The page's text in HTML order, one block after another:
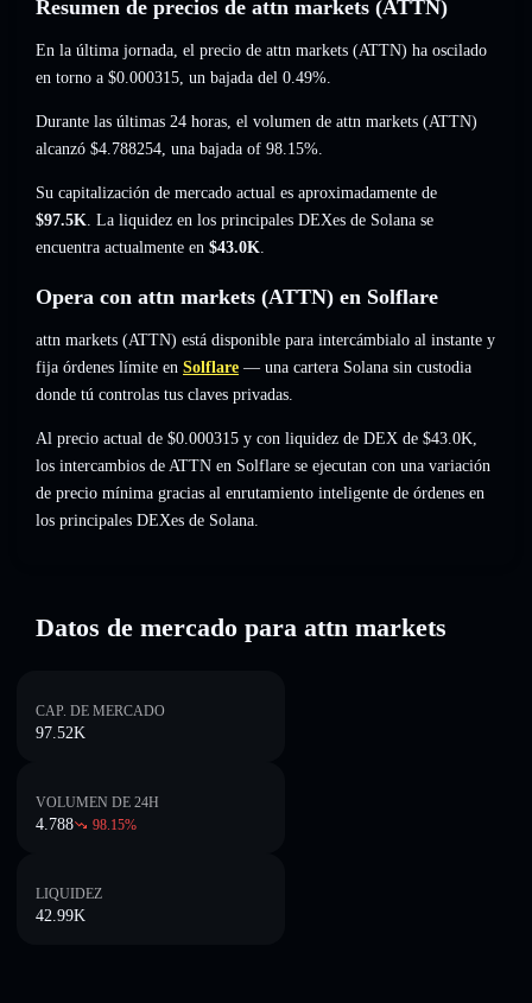
Resumen de precios de attn markets (ATTN)
En la última jornada, el precio de attn markets (ATTN) ha oscilado
en torno a $0.000315, un bajada del 0.49%.
Durante las últimas 24 horas, el volumen de attn markets (ATTN)
alcanzó $4.788254, una bajada of 98.15%.
Su capitalización de mercado actual es aproximadamente de
$97.5K. La liquidez en los principales DEXes de Solana se
encuentra actualmente en $43.0K.
Opera con attn markets (ATTN) en Solflare
attn markets (ATTN) está disponible para intercámbialo al instante y
fija órdenes límite en Solflare — una cartera Solana sin custodia
donde tú controlas tus claves privadas.
Al precio actual de $0.000315 y con liquidez de DEX de $43.0K,
los intercambios de ATTN en Solflare se ejecutan con una variación
de precio mínima gracias al enrutamiento inteligente de órdenes en
los principales DEXes de Solana.
Datos de mercado para attn markets
CAP. DE MERCADO
97.52K
VOLUMEN DE 24H
4.788 98.15%
LIQUIDEZ
42.99K